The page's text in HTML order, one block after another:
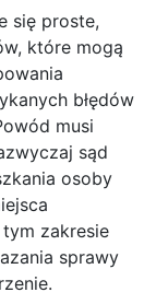
się proste,
które mogą
błędów
musi
sąd
osoby
zakresie
sprawy